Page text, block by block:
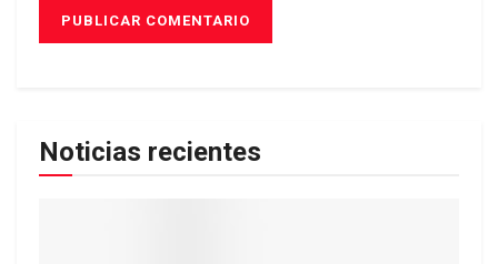
Noticias recientes